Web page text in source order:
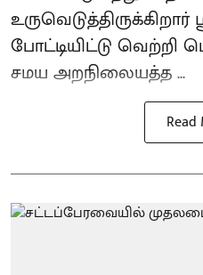
போட்டியிட்டு வெற்றி
சமய அறநிலையத்த ...